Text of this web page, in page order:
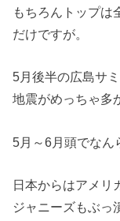
もちろんトップは
だけですが。
5月後半の広島サミ
地震がめっちゃ多
5月～6月頭でなん
日本からはアメリ
ジャニーズもぶっ